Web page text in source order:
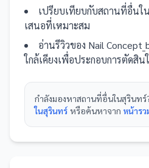
เปรียบเทียบกับสถานที่อื่นใ
เสนอที่เหมาะสม
อ่านรีวิวของ Nail
ใกล้เคียงเพื่อประกอบการตัดสิน
กำลังมองหาสถานที่อื่นในสุรินทร์
ในสุรินทร์ หรือค้นหาจาก หน้ารว